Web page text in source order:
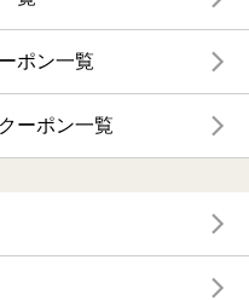
ポン一覧
ーポン一覧